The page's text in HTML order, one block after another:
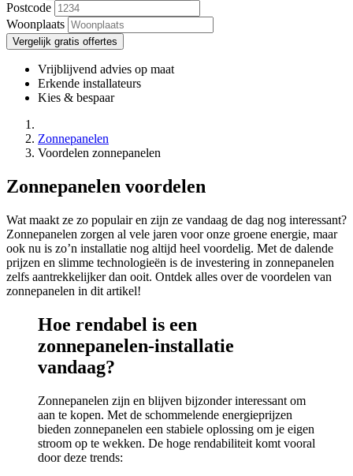
Postcode
Woonplaats
Vergelijk gratis offertes
Vrijblijvend advies op maat
Erkende installateurs
Kies & bespaar
Zonnepanelen
Voordelen zonnepanelen
Zonnepanelen voordelen
Wat maakt ze zo populair en zijn ze vandaag de dag nog interessant?
Zonnepanelen zorgen al vele jaren voor onze groene energie, maar
ook nu is zo’n installatie nog altijd heel voordelig. Met de dalende
prijzen en slimme technologieën is de investering in zonnepanelen
zelfs aantrekkelijker dan ooit. Ontdek alles over de voordelen van
zonnepanelen in dit artikel!
Hoe rendabel is een
zonnepanelen-installatie
vandaag?
Zonnepanelen zijn en blijven bijzonder interessant om
aan te kopen. Met de schommelende energieprijzen
bieden zonnepanelen een stabiele oplossing om je eigen
stroom op te wekken. De hoge rendabiliteit komt vooral
door deze trends: